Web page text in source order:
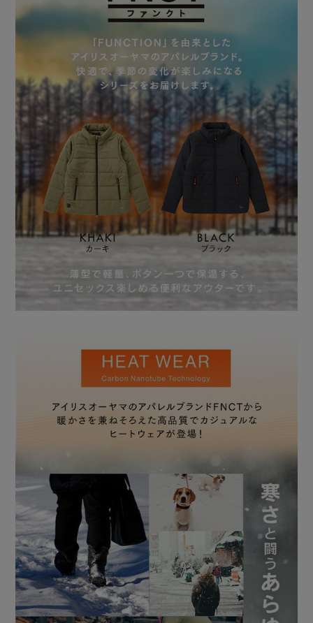
◆ うたたねしても安心“3時間自動OFF機能”
安全のため約3時間で自動的にあたためを停止します。
◆ 使い方は簡単
1．供給ケーブルと別売りのバッテリーを接続。
2．コントローラーを押して温度を選択。
【アイリスオーヤマ製専用バッテリー（電圧5V／電流
2.4A）をご使用ください。】